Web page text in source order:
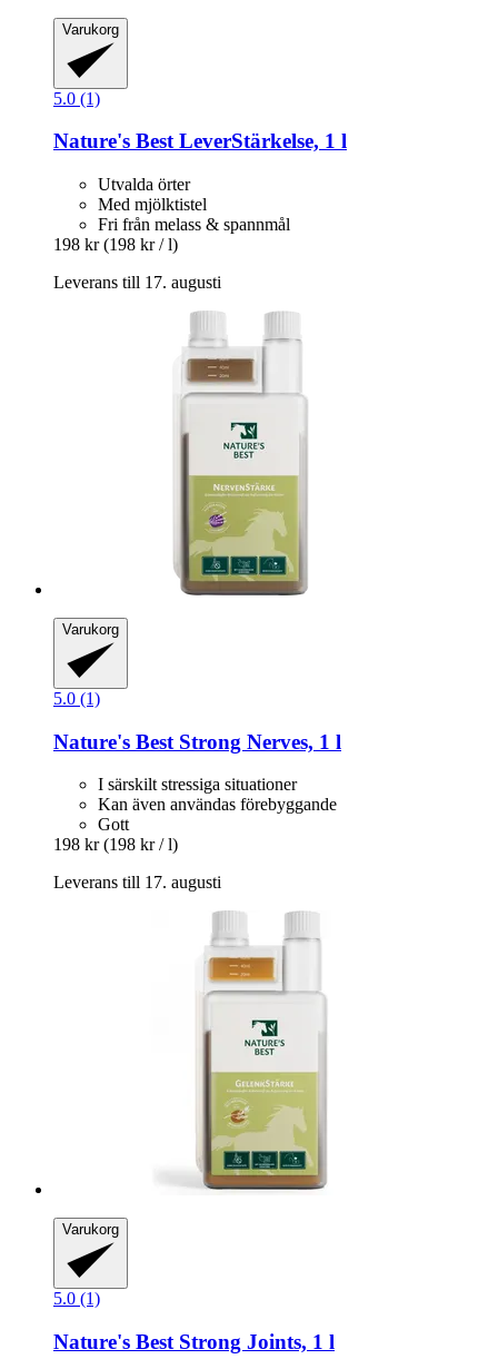
Varukorg
5.0 (1)
Nature's BestLeverStärkelse, 1 l
Utvalda örter
Med mjölktistel
Fri från melass & spannmål
198 kr (198 kr / l)
Leverans till 17. augusti
Varukorg
5.0 (1)
Nature's Best Strong Nerves, 1 l
I särskilt stressiga situationer
Kan även användas förebyggande
Gott
198 kr (198 kr / l)
Leverans till 17. augusti
Varukorg
5.0 (1)
Nature's Best Strong Joints, 1 l